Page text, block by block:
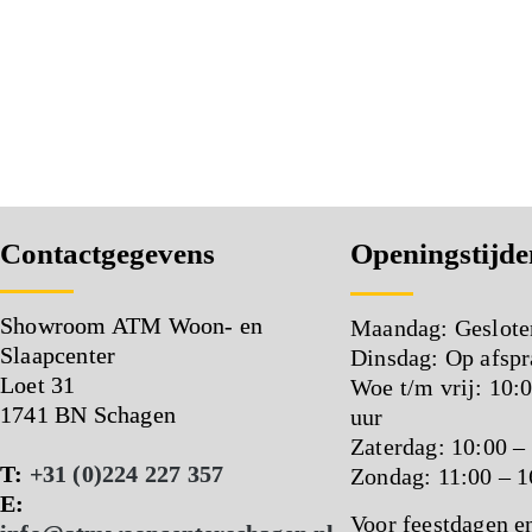
Contactgegevens
Showroom ATM Woon- en
Slaapcenter
Loet 31
1741 BN Schagen
T: +31 (0)224 227 357
E:
Maandag:
Dinsdag: Op
Woe t/m vrij:
uur
Zaterdag: 10:00
Zondag: 11:00 –
Voor feestdagen